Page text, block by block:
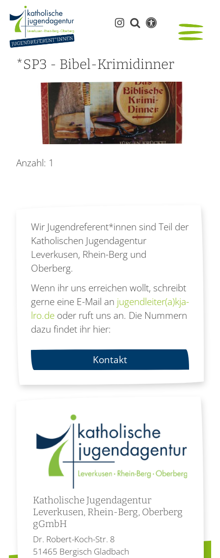
*SP3 - Bibel-Krimidinner
Anzahl: 1
Wir Jugendreferent*innen sind Teil der
Katholischen Jugendagentur
Leverkusen, Rhein-Berg und
Oberberg.
Wenn ihr uns erreichen wollt, schreibt
gerne eine E-Mail an jugendleiter(a)kja-
lro.deoder ruft uns an. Die Nummern
dazu findet ihr hier:
Kontakt
Katholische Jugendagentur
Leverkusen, Rhein-Berg, Oberberg
gGmbH
Dr. Robert-Koch-Str. 8
51465 Bergisch Gladbach